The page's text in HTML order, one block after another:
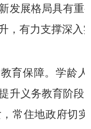
发展格局具有
，有力支撑深入
育保障。学龄
升义务教育阶
常住地政府切